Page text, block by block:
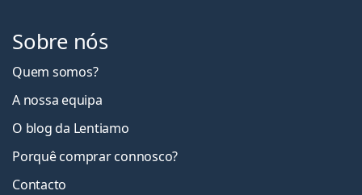
Sobre nós
Quem somos?
A nossa equipa
O blog da Lentiamo
Porquê comprar connosco?
Contacto